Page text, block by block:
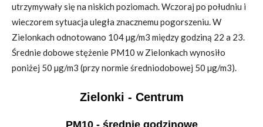
utrzymywały się na niskich poziomach. Wczoraj po południu i
wieczorem sytuacja uległa znacznemu pogorszeniu. W
Zielonkach odnotowano 104 µg/m3 między godziną 22 a 23.
Średnie dobowe stężenie PM10 w Zielonkach wynosiło
poniżej 50 µg/m3 (przy normie średniodobowej 50 µg/m3).